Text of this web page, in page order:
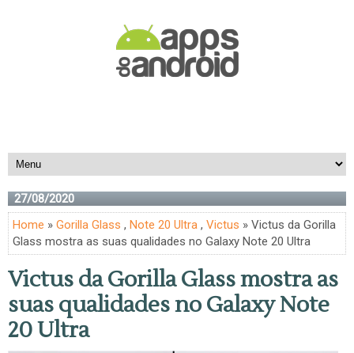
27/08/2020
Home » Gorilla Glass , Note 20 Ultra , Victus » Victus da Gorilla
Glass mostra as suas qualidades no Galaxy Note 20 Ultra
Victus da Gorilla Glass mostra as
suas qualidades no Galaxy Note
20 Ultra